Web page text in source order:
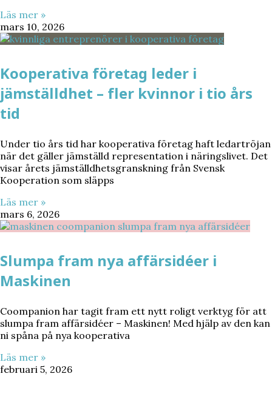
Läs mer »
mars 10, 2026
Kooperativa företag leder i
jämställdhet – fler kvinnor i tio års
tid
Under tio års tid har kooperativa företag haft ledartröjan
när det gäller jämställd representation i näringslivet. Det
visar årets jämställdhetsgranskning från Svensk
Kooperation som släpps
Läs mer »
mars 6, 2026
Slumpa fram nya affärsidéer i
Maskinen
Coompanion har tagit fram ett nytt roligt verktyg för att
slumpa fram affärsidéer – Maskinen! Med hjälp av den kan
ni spåna på nya kooperativa
Läs mer »
februari 5, 2026